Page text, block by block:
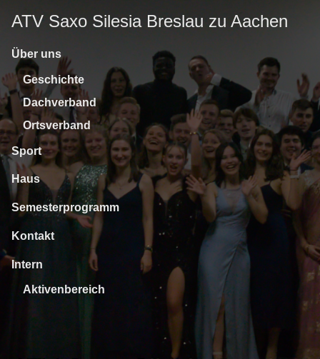
ATV Saxo Silesia Breslau zu Aachen
Über uns
Geschichte
Dachverband
Ortsverband
Sport
Haus
Semesterprogramm
Kontakt
Intern
Aktivenbereich